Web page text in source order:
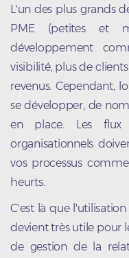
L'un des plus grands
PME (petites et
développement
visibilité, plus de
revenus. Cependant,
se développer, de
en place. Les flux
organisationnels
vos processus
heurts.
C'est là que
devient très utile pour
de gestion de la